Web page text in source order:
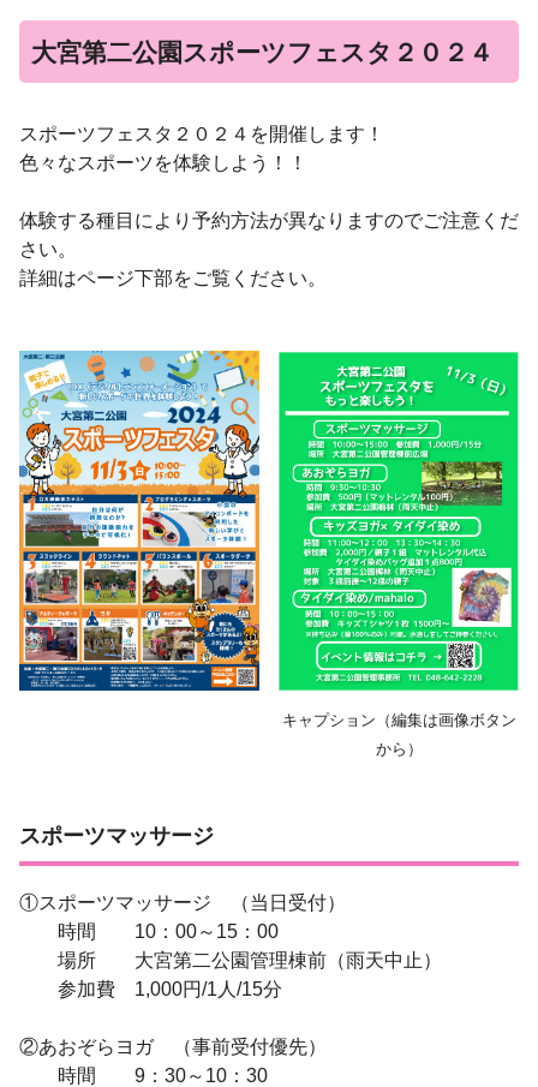
大宮第二公園スポーツフェスタ２０２４
スポーツフェスタ２０２４を開催します！
色々なスポーツを体験しよう！！
体験する種目により予約方法が異なりますのでご注意くだ
さい。
詳細はページ下部をご覧ください。
キャプション（編集は画像ボタン
から）
スポーツマッサージ
①スポーツマッサージ （当日受付）
時間 10：00～15：00
場所 大宮第二公園管理棟前（雨天中止）
参加費 1,000円/1人/15分
②あおぞらヨガ （事前受付優先）
時間 9：30～10：30